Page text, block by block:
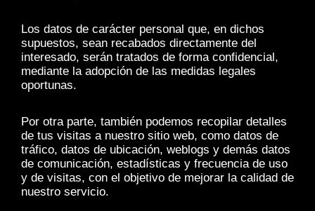
Los datos de carácter personal que, en dichos
supuestos, sean recabados directamente del
interesado, serán tratados de forma confidencial,
mediante la adopción de las medidas legales
oportunas.
Por otra parte, también podemos recopilar detalles
de tus visitas a nuestro sitio web, como datos de
tráfico, datos de ubicación, weblogs y demás datos
de comunicación, estadísticas y frecuencia de uso
y de visitas, con el objetivo de mejorar la calidad de
nuestro servicio.